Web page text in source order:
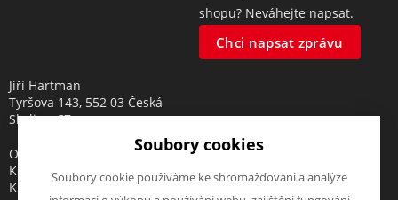
shopu? Neváhejte napsat.
Chci napsat zprávu
Jiří Hartman
Tyršova 143, 552 03 Česká
Skalice, CZ
Obchodní rejstřík vedený u
Krajského soudu v Hradci
Králové, oddíl A, vložka 18553
Soubory cookies
Soubory cookie používáme ke shromažďování a analýze